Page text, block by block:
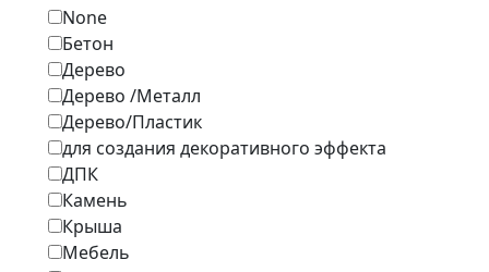
None
Бетон
Дерево
Дерево /Металл
Дерево/Пластик
для создания декоративного эффекта
ДПК
Камень
Крыша
Мебель